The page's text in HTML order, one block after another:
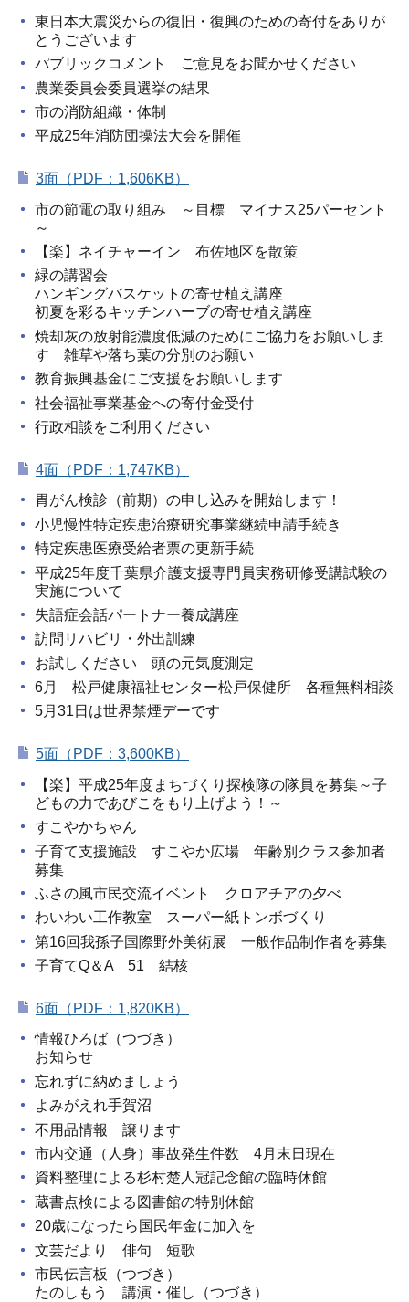
東日本大震災からの復旧・復興のための寄付をありが
とうございます
パブリックコメント ご意見をお聞かせください
農業委員会委員選挙の結果
市の消防組織・体制
平成25年消防団操法大会を開催
3面（PDF：1,606KB）
市の節電の取り組み ～目標 マイナス25パーセント
～
【楽】ネイチャーイン 布佐地区を散策
緑の講習会
ハンギングバスケットの寄せ植え講座
初夏を彩るキッチンハーブの寄せ植え講座
焼却灰の放射能濃度低減のためにご協力をお願いしま
す 雑草や落ち葉の分別のお願い
教育振興基金にご支援をお願いします
社会福祉事業基金への寄付金受付
行政相談をご利用ください
4面（PDF：1,747KB）
胃がん検診（前期）の申し込みを開始します！
小児慢性特定疾患治療研究事業継続申請手続き
特定疾患医療受給者票の更新手続
平成25年度千葉県介護支援専門員実務研修受講試験の
実施について
失語症会話パートナー養成講座
訪問リハビリ・外出訓練
お試しください 頭の元気度測定
6月 松戸健康福祉センター松戸保健所 各種無料相談
5月31日は世界禁煙デーです
5面（PDF：3,600KB）
【楽】平成25年度まちづくり探検隊の隊員を募集～子
どもの力であびこをもり上げよう！～
すこやかちゃん
子育て支援施設 すこやか広場 年齢別クラス参加者
募集
ふさの風市民交流イベント クロアチアの夕べ
わいわい工作教室 スーパー紙トンボづくり
第16回我孫子国際野外美術展 一般作品制作者を募集
子育てQ＆A 51 結核
6面（PDF：1,820KB）
情報ひろば（つづき）
お知らせ
忘れずに納めましょう
よみがえれ手賀沼
不用品情報 譲ります
市内交通（人身）事故発生件数 4月末日現在
資料整理による杉村楚人冠記念館の臨時休館
蔵書点検による図書館の特別休館
20歳になったら国民年金に加入を
文芸だより 俳句 短歌
市民伝言板（つづき）
たのしもう 講演・催し（つづき）